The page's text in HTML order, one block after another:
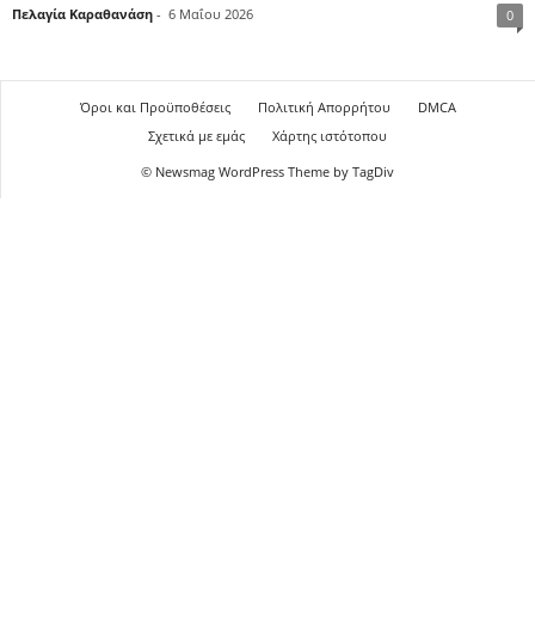
Πελαγία Καραθανάση - 6 Μαΐου 2026 0
Όροι και Προϋποθέσεις Πολιτική Απορρήτου
DMCA
Σχετικά με εμάς
Χάρτης ιστότοπου
© Newsmag WordPress Theme by TagDiv